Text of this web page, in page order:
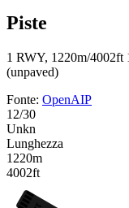
Piste
1 RWY, 1220m/4002ft
(unpaved)
Fonte: OpenAIP
12/30
Unkn
Lunghezza
1220m
4002ft